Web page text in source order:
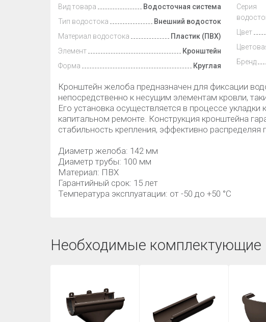
Вид товара
Водосточная система
Тип водостока
Внешний водосток
Материал водостока
Пластик (ПВХ)
Элемент
Кронштейн
Форма
Круглая
Серия
Цвет
Бренд
Кронштейн желоба предназначен для фиксации
непосредственно к несущим элементам кровли,
Его установка осуществляется в процессе укладки
капитальном ремонте. Конструкция кронштейна
стабильность крепления, эффективно распределяя
Диаметр желоба: 142 мм
Диаметр трубы: 100 мм
Материал: ПВХ
Гарантийный срок: 15 лет
Температура эксплуатации: от -50 до +50 °С
Необходимые комплектующие